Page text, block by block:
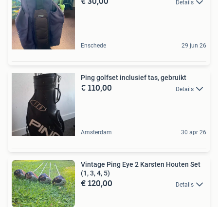
Details
Enschede 29 jun 26
Ping golfset inclusief tas, gebruikt
€ 110,00 Details
Amsterdam 30 apr 26
Vintage Ping Eye 2 Karsten Houten Set
(1, 3, 4, 5)
€ 120,00 Details